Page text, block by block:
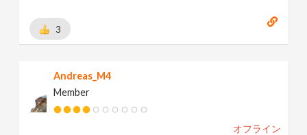
3
Andreas_M4
Member
オフライン